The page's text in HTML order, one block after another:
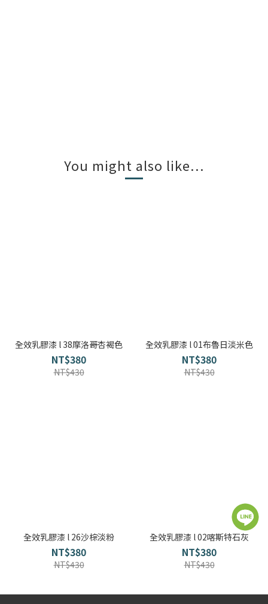
You might also like...
全效乳膠漆 l 38摩洛哥杏褐色
NT$380
NT$430
全效乳膠漆 l 01布魯日淡米色
NT$380
NT$430
全效乳膠漆 l 26沙棕淡粉
NT$380
NT$430
全效乳膠漆 l 02喀斯特石灰
NT$380
NT$430